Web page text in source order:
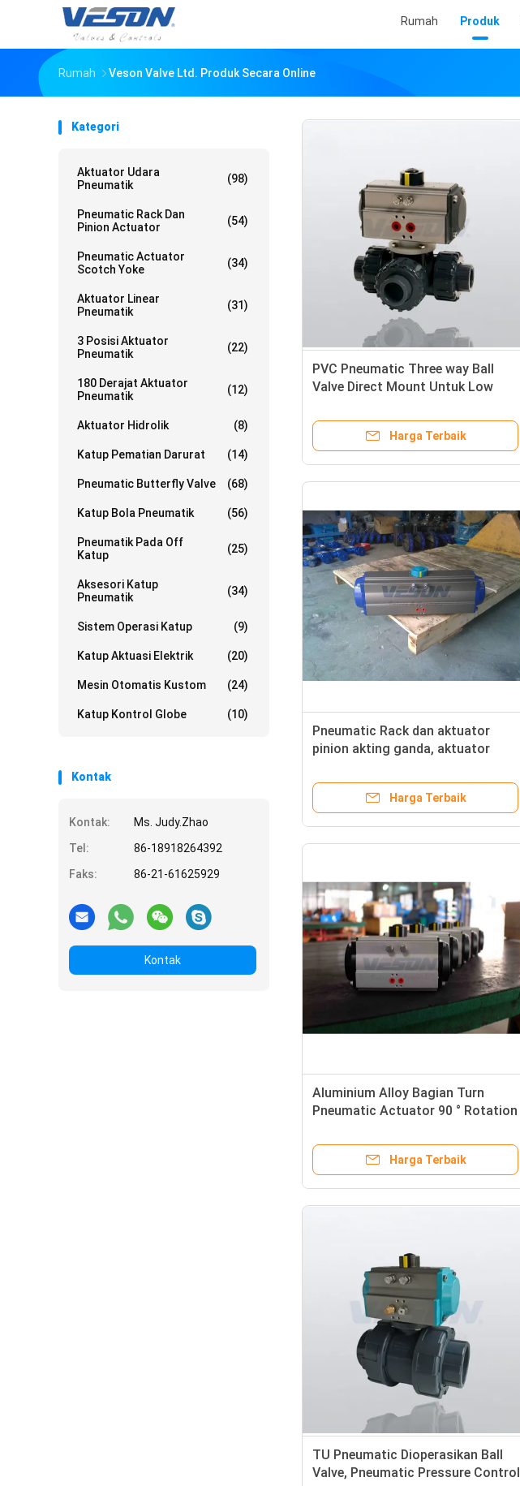
Rumah Produk
Rumah Veson Valve Ltd. Produk Secara Online
Kategori
Aktuator Udara
Pneumatik
(98)
Pneumatic Rack Dan
Pinion Actuator
(54)
Pneumatic Actuator
Scotch Yoke
(34)
Aktuator Linear
Pneumatik
(31)
3 Posisi Aktuator
Pneumatik
(22)
180 Derajat Aktuator
Pneumatik
(12)
Aktuator Hidrolik (8)
Katup Pematian Darurat (14)
Pneumatic Butterfly Valve (68)
Katup Bola Pneumatik (56)
Pneumatik Pada Off
Katup
(25)
Aksesori Katup
Pneumatik
(34)
Sistem Operasi Katup (9)
Katup Aktuasi Elektrik (20)
Mesin Otomatis Kustom (24)
Katup Kontrol Globe (10)
Kontak
Kontak:
Ms. Judy.Zhao
Tel:
86-18918264392
Faks:
86-21-61625929
Kontak
PVC Pneumatic Three way Ball
Valve Direct Mount Untuk Low
Harga Terbaik
Pneumatic Rack dan aktuator
pinion akting ganda, aktuator
Degree
Harga Terbaik
Aluminium Alloy Bagian Turn
Pneumatic Actuator 90 ° Rotation
Harga Terbaik
TU Pneumatic Dioperasikan Ball
Valve, Pneumatic Pressure Control